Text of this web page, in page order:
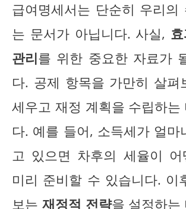
급여명세서는 단순히 우리의
는 문서가 아닙니다. 사실,
관리를 위한 중요한 자료가
다. 공제 항목을 가만히 살펴
세우고 재정 계획을 수립하는
다. 예를 들어, 소득세가 얼마
고 있으면 차후의 세율이 어
미리 준비할 수 있습니다. 이
보는 재정적 전략을 설정하는